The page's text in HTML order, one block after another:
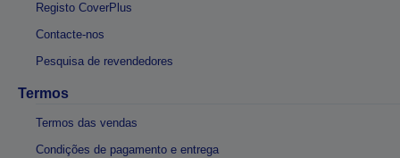
Registo CoverPlus
Contacte-nos
Pesquisa de revendedores
Termos
Termos das vendas
Condições de pagamento e entrega